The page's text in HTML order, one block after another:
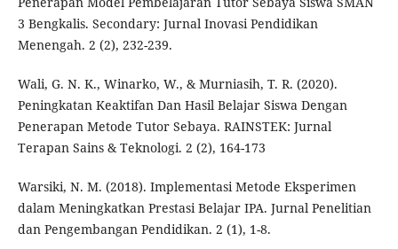
3 Bengkalis. Secondary: Jurnal Inovasi Pendidikan
Menengah. 2 (2), 232-239.
Wali, G. N. K., Winarko, W., & Murniasih, T. R. (2020).
Peningkatan Keaktifan Dan Hasil Belajar Siswa Dengan
Penerapan Metode Tutor Sebaya. RAINSTEK: Jurnal
Terapan Sains & Teknologi. 2 (2), 164-173
Warsiki, N. M. (2018). Implementasi Metode Eksperimen
dalam Meningkatkan Prestasi Belajar IPA. Jurnal Penelitian
dan Pengembangan Pendidikan. 2 (1), 1-8.